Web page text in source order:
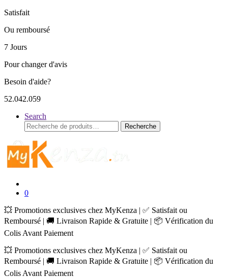
Satisfait
Ou remboursé
7 Jours
Pour changer d'avis
Besoin d'aide?
52.042.059
Search
Recherche
pour :
Recherche
0
💥 Promotions exclusives chez MyKenza | ✅ Satisfait ou
Remboursé | 🚚 Livraison Rapide & Gratuite | 📦 Vérification du
Colis Avant Paiement
💥 Promotions exclusives chez MyKenza | ✅ Satisfait ou
Remboursé | 🚚 Livraison Rapide & Gratuite | 📦 Vérification du
Colis Avant Paiement